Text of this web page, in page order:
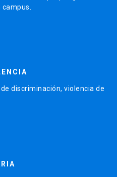
campus.
discriminación, violencia de